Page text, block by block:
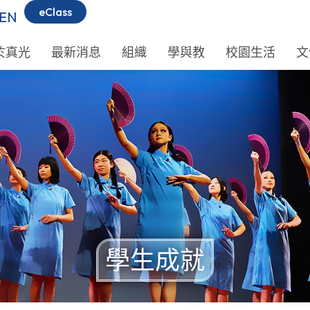
eClass
真光 最新消息 組織 學與教 校園生活
學生成就